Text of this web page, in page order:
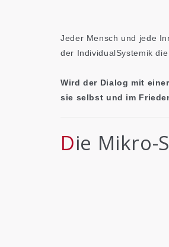
Jeder Mensch und jede
der IndividualSystemik
Wird der Dialog mit
sie selbst und im
Die